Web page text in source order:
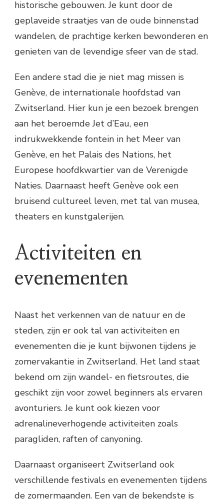
historische gebouwen. Je kunt door de
geplaveide straatjes van de oude binnenstad
wandelen, de prachtige kerken bewonderen en
genieten van de levendige sfeer van de stad.
Een andere stad die je niet mag missen is
Genève, de internationale hoofdstad van
Zwitserland. Hier kun je een bezoek brengen
aan het beroemde Jet d’Eau, een
indrukwekkende fontein in het Meer van
Genève, en het Palais des Nations, het
Europese hoofdkwartier van de Verenigde
Naties. Daarnaast heeft Genève ook een
bruisend cultureel leven, met tal van musea,
theaters en kunstgalerijen.
Activiteiten en
evenementen
Naast het verkennen van de natuur en de
steden, zijn er ook tal van activiteiten en
evenementen die je kunt bijwonen tijdens je
zomervakantie in Zwitserland. Het land staat
bekend om zijn wandel- en fietsroutes, die
geschikt zijn voor zowel beginners als ervaren
avonturiers. Je kunt ook kiezen voor
adrenalineverhogende activiteiten zoals
paragliden, raften of canyoning.
Daarnaast organiseert Zwitserland ook
verschillende festivals en evenementen tijdens
de zomermaanden. Een van de bekendste is